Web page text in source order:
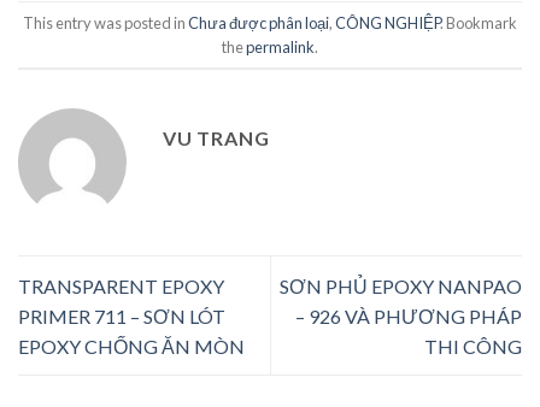
This entry was posted inChưa được phân loại,CÔNG NGHIỆP. Bookmark
thepermalink.
VU TRANG
TRANSPARENT EPOXY
PRIMER 711 – SƠN LÓT
EPOXY CHỐNG ĂN MÒN
SƠN PHỦ EPOXY NANPAO
– 926 VÀ PHƯƠNG PHÁP
THI CÔNG